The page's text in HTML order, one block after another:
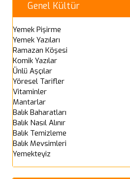
Genel Kültür
Yemek Pişirme
Yemek Yazıları
Ramazan Köşesi
Komik Yazılar
Ünlü Aşçılar
Yöresel Tarifler
Vitaminler
Mantarlar
Balık Baharatları
Balık Nasıl Alınır
Balık Temizleme
Balık Mevsimleri
Yemekteyiz